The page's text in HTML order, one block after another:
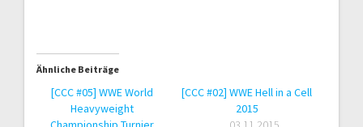
Ähnliche Beiträge
[CCC #05] WWE World
Heavyweight
[CCC #02] WWE Hell in a Cell
2015